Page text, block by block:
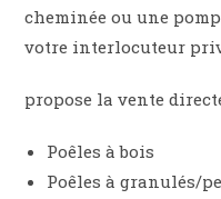
cheminée ou une
votre interlocuteur
propose la vente
Poêles à bois
Poêles à granulés/